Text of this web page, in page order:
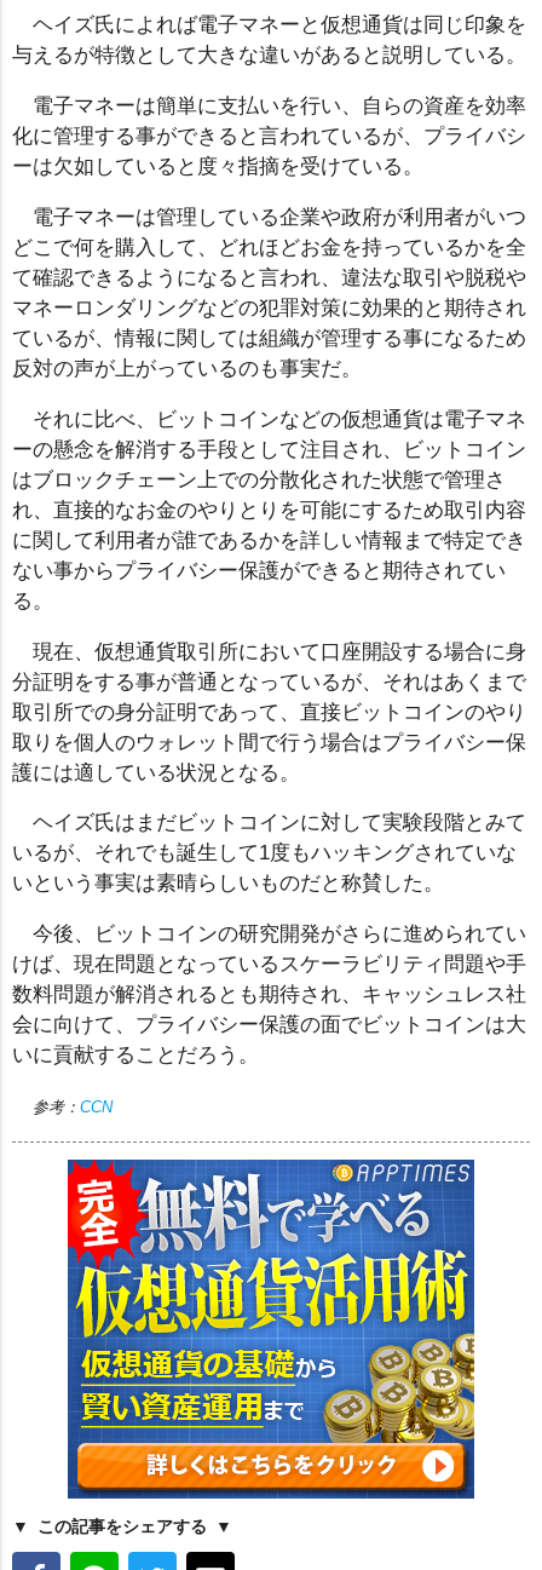
ヘイズ氏によれば電子マネーと仮想通貨は同じ印象を
与えるが特徴として大きな違いがあると説明している。
電子マネーは簡単に支払いを行い、自らの資産を効率
化に管理する事ができると言われているが、プライバシ
ーは欠如していると度々指摘を受けている。
電子マネーは管理している企業や政府が利用者がいつ
どこで何を購入して、どれほどお金を持っているかを全
て確認できるようになると言われ、違法な取引や脱税や
マネーロンダリングなどの犯罪対策に効果的と期待され
ているが、情報に関しては組織が管理する事になるため
反対の声が上がっているのも事実だ。
それに比べ、ビットコインなどの仮想通貨は電子マネ
ーの懸念を解消する手段として注目され、ビットコイン
はブロックチェーン上での分散化された状態で管理さ
れ、直接的なお金のやりとりを可能にするため取引内容
に関して利用者が誰であるかを詳しい情報まで特定でき
ない事からプライバシー保護ができると期待されてい
る。
現在、仮想通貨取引所において口座開設する場合に身
分証明をする事が普通となっているが、それはあくまで
取引所での身分証明であって、直接ビットコインのやり
取りを個人のウォレット間で行う場合はプライバシー保
護には適している状況となる。
ヘイズ氏はまだビットコインに対して実験段階とみて
いるが、それでも誕生して1度もハッキングされていな
いという事実は素晴らしいものだと称賛した。
今後、ビットコインの研究開発がさらに進められてい
けば、現在問題となっているスケーラビリティ問題や手
数料問題が解消されるとも期待され、キャッシュレス社
会に向けて、プライバシー保護の面でビットコインは大
いに貢献することだろう。
参考： CCN
この記事をシェアする